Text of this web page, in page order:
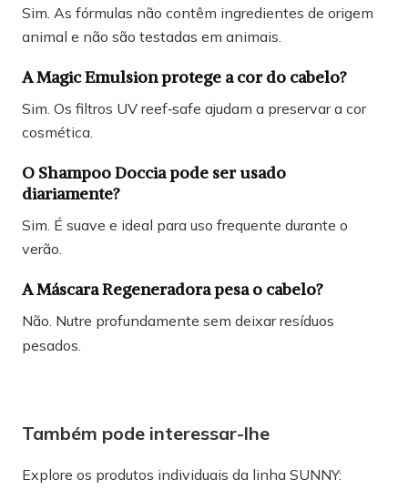
Sim. As fórmulas não contêm ingredientes de origem
animal e não são testadas em animais.
A Magic Emulsion protege a cor do cabelo?
Sim. Os filtros UV reef‑safe ajudam a preservar a cor
cosmética.
O Shampoo Doccia pode ser usado
diariamente?
Sim. É suave e ideal para uso frequente durante o
verão.
A Máscara Regeneradora pesa o cabelo?
Não. Nutre profundamente sem deixar resíduos
pesados.
Também pode interessar-lhe
Explore os produtos individuais da linha SUNNY: